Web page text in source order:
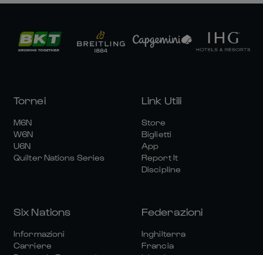
Tornei
M6N
W6N
U6N
Quilter Nations Series
Link Utili
Store
Biglietti
App
Report It
Discipline
Six Nations
Informazioni
Carriere
Federazioni
Inghilterra
Francia